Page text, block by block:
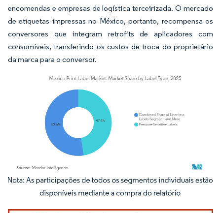
encomendas e empresas de logística terceirizada. O mercado
de etiquetas impressas no México, portanto, recompensa os
conversores que integram retrofits de aplicadores com
consumíveis, transferindo os custos de troca do proprietário
da marca para o conversor.
Imagem © Mordor Intelligence. O reuso requer atribuição conforme CC BY 4.0.